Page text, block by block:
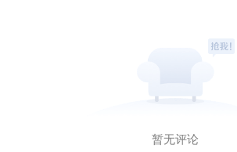
暂无评论